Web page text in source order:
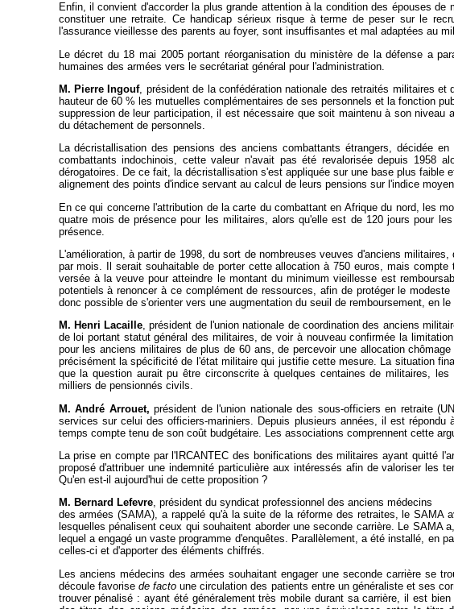
Enfin, il convient d'accorder la plus grande attention à la condition des épouses
constituer une retraite. Ce handicap sérieux risque à terme de peser sur le
l'assurance vieillesse des parents au foyer, sont insuffisantes et mal adaptées au
Le décret du 18 mai 2005 portant réorganisation du ministère de la défense a
humaines des armées vers le secrétariat général pour l'administration.
M. Pierre Ingouf, président de la confédération nationale des retraités militaires
hauteur de 60 % les mutuelles complémentaires de ses personnels et la fonction
suppression de leur participation, il est nécessaire que soit maintenu à son
du détachement de personnels.
La décristallisation des pensions des anciens combattants étrangers, décidée
combattants indochinois, cette valeur n'avait pas été revalorisée depuis 1958
dérogatoires. De ce fait, la décristallisation s'est appliquée sur une base plus
alignement des points d'indice servant au calcul de leurs pensions sur l'indice
En ce qui concerne l'attribution de la carte du combattant en Afrique du nord, les
quatre mois de présence pour les militaires, alors qu'elle est de 120 jours pour
présence.
L'amélioration, à partir de 1998, du sort de nombreuses veuves d'anciens
par mois. Il serait souhaitable de porter cette allocation à 750 euros, mais
versée à la veuve pour atteindre le montant du minimum vieillesse est
potentiels à renoncer à ce complément de ressources, afin de protéger le
donc possible de s'orienter vers une augmentation du seuil de remboursement, en
M. Henri Lacaille, président de l'union nationale de coordination des anciens
de loi portant statut général des militaires, de voir à nouveau confirmée la
pour les anciens militaires de plus de 60 ans, de percevoir une allocation
précisément la spécificité de l'état militaire qui justifie cette mesure. La situation
que la question aurait pu être circonscrite à quelques centaines de militaires,
milliers de pensionnés civils.
M. André Arrouet, président de l'union nationale des sous-officiers en retraite
services sur celui des officiers-mariniers. Depuis plusieurs années, il est
temps compte tenu de son coût budgétaire. Les associations comprennent cette
La prise en compte par l'IRCANTEC des bonifications des militaires ayant quitté
proposé d'attribuer une indemnité particulière aux intéressés afin de valoriser les
Qu'en est-il aujourd'hui de cette proposition ?
M. Bernard Lefevre, président du syndicat professionnel des anciens médecins
des armées (SAMA), a rappelé qu'à la suite de la réforme des retraites, le
lesquelles pénalisent ceux qui souhaitent aborder une seconde carrière. Le
lequel a engagé un vaste programme d'enquêtes. Parallèlement, a été installé, en
celles-ci et d'apporter des éléments chiffrés.
Les anciens médecins des armées souhaitant engager une seconde carrière se
découle favorise de factoune circulation des patients entre un généraliste et ses
trouver pénalisé : ayant été généralement très mobile durant sa carrière, il est